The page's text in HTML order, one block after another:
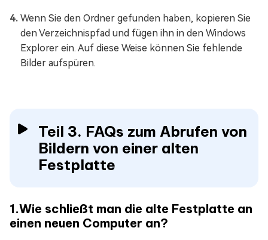
Wenn Sie den Ordner gefunden haben, kopieren Sie
den Verzeichnispfad und fügen ihn in den Windows
Explorer ein. Auf diese Weise können Sie fehlende
Bilder aufspüren.
Teil 3. FAQs zum Abrufen von
Bildern von einer alten
Festplatte
1.Wie schließt man die alte Festplatte an
einen neuen Computer an?